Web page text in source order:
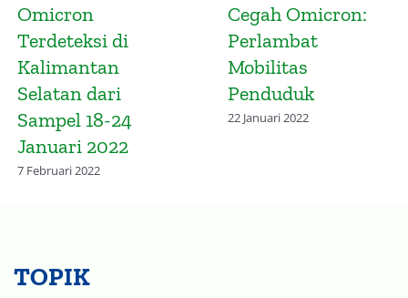
Mitigasi Potensi
Penyebaran Varian
Omicron
28 November 2021
Infografis
Gelombang
Keempat
Kalimantan
Selatan dan
TOPIK